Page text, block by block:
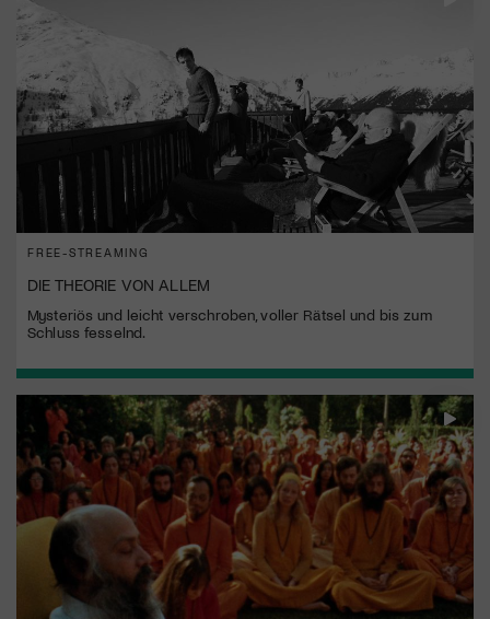
FREE-STREAMING
DIE THEORIE VON ALLEM
Mysteriös und leicht verschroben, voller Rätsel und bis zum
Schluss fesselnd.